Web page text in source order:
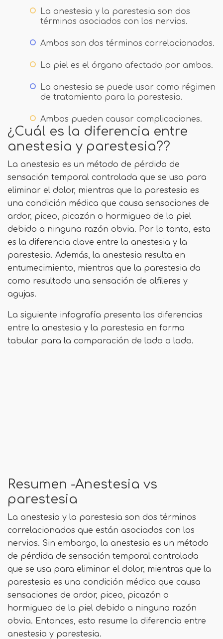
La anestesia y la parestesia son dos
términos asociados con los nervios.
Ambos son dos términos correlacionados.
La piel es el órgano afectado por ambos.
La anestesia se puede usar como régimen
de tratamiento para la parestesia.
Ambos pueden causar complicaciones.
¿Cuál es la diferencia entre
anestesia y parestesia??
La anestesia es un método de pérdida de
sensación temporal controlada que se usa para
eliminar el dolor, mientras que la parestesia es
una condición médica que causa sensaciones de
ardor, piceo, picazón o hormigueo de la piel
debido a ninguna razón obvia. Por lo tanto, esta
es la diferencia clave entre la anestesia y la
parestesia. Además, la anestesia resulta en
entumecimiento, mientras que la parestesia da
como resultado una sensación de alfileres y
agujas.
La siguiente infografía presenta las diferencias
entre la anestesia y la parestesia en forma
tabular para la comparación de lado a lado.
Resumen -Anestesia vs
parestesia
La anestesia y la parestesia son dos términos
correlacionados que están asociados con los
nervios. Sin embargo, la anestesia es un método
de pérdida de sensación temporal controlada
que se usa para eliminar el dolor, mientras que la
parestesia es una condición médica que causa
sensaciones de ardor, piceo, picazón o
hormigueo de la piel debido a ninguna razón
obvia. Entonces, esto resume la diferencia entre
anestesia y parestesia.